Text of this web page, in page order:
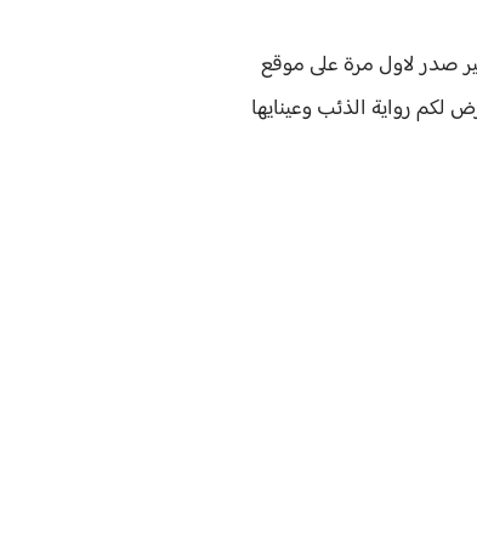
صدر لاول مرة على موقع
لكمرواية الذئب وعينايها